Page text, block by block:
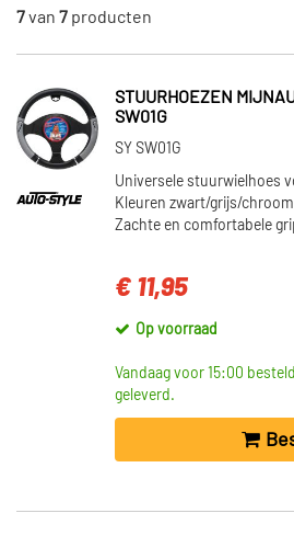
Op voorraad (4)
Niet op voorraad (3)
7van 7 producten
STUURHOEZEN
SW01G
SY SW01G
Universele stuurwielhoes
Kleuren zwart/grijs/
Zachte en comfortabele
€ 11,95
Op voorraad
Vandaag voor 15:00
geleverd.